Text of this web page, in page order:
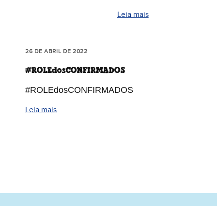
Leia mais
26 DE ABRIL DE 2022
#ROLEdosCONFIRMADOS
#ROLEdosCONFIRMADOS
Leia mais